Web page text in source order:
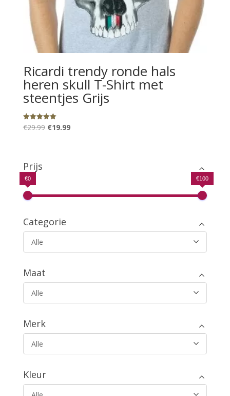
Ricardi trendy ronde hals
heren skull T-Shirt met
steentjes Grijs
Gewaardeerd
5.00
€29.99 Oorspronkelijke
€19.99Huidige
Prijs
€0 €100
Categorie
Alle
Maat
Alle
Merk
Alle
Kleur